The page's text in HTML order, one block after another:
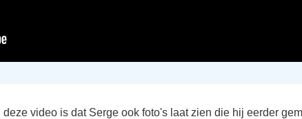
deze video is dat Serge ook foto's laat zien die hij eerder